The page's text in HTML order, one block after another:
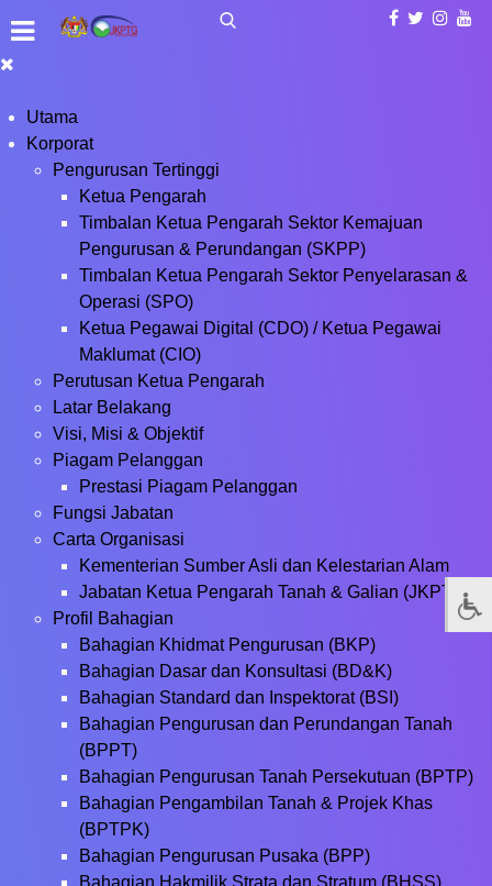
Utama
Korporat
Pengurusan Tertinggi
Ketua Pengarah
Timbalan Ketua Pengarah Sektor Kemajuan
Pengurusan & Perundangan (SKPP)
Timbalan Ketua Pengarah Sektor Penyelarasan &
Operasi (SPO)
Ketua Pegawai Digital (CDO) / Ketua Pegawai
Maklumat (CIO)
Perutusan Ketua Pengarah
Latar Belakang
Visi, Misi & Objektif
Piagam Pelanggan
Prestasi Piagam Pelanggan
Fungsi Jabatan
Carta Organisasi
Kementerian Sumber Asli dan Kelestarian Alam
Jabatan Ketua Pengarah Tanah & Galian (JKPTG)
Profil Bahagian
Bahagian Khidmat Pengurusan (BKP)
Bahagian Dasar dan Konsultasi (BD&K)
Bahagian Standard dan Inspektorat (BSI)
Bahagian Pengurusan dan Perundangan Tanah
(BPPT)
Bahagian Pengurusan Tanah Persekutuan (BPTP)
Bahagian Pengambilan Tanah & Projek Khas
(BPTPK)
Bahagian Pengurusan Pusaka (BPP)
Bahagian Hakmilik Strata dan Stratum (BHSS)